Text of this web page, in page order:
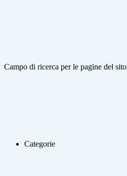
Campo di ricerca per le pagine del sito
Categorie